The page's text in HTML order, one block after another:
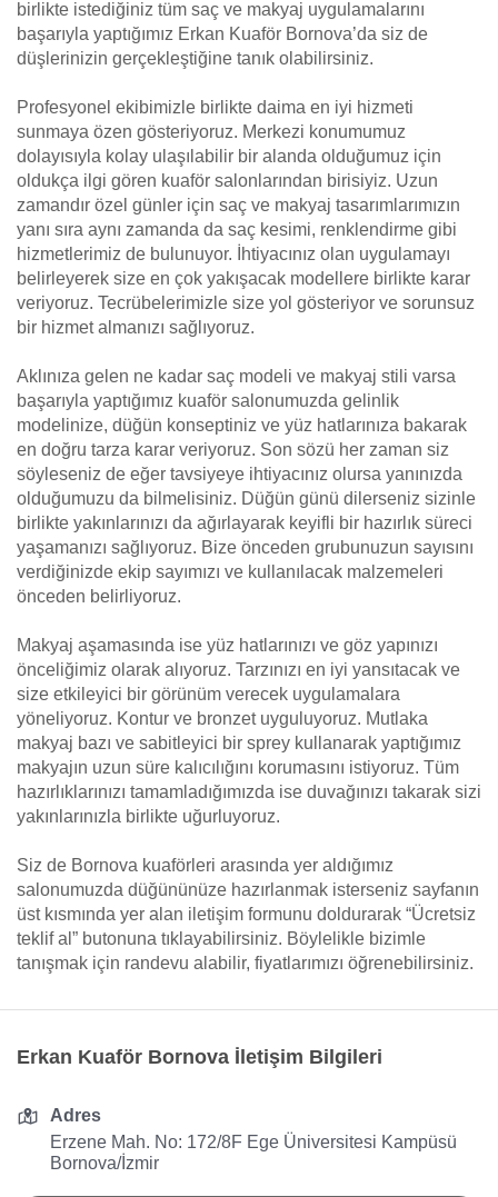
birlikte istediğiniz tüm saç ve makyaj uygulamalarını
başarıyla yaptığımız Erkan Kuaför Bornova’da siz de
düşlerinizin gerçekleştiğine tanık olabilirsiniz.
Profesyonel ekibimizle birlikte daima en iyi hizmeti
sunmaya özen gösteriyoruz. Merkezi konumumuz
dolayısıyla kolay ulaşılabilir bir alanda olduğumuz için
oldukça ilgi gören kuaför salonlarından birisiyiz. Uzun
zamandır özel günler için saç ve makyaj tasarımlarımızın
yanı sıra aynı zamanda da saç kesimi, renklendirme gibi
hizmetlerimiz de bulunuyor. İhtiyacınız olan uygulamayı
belirleyerek size en çok yakışacak modellere birlikte karar
veriyoruz. Tecrübelerimizle size yol gösteriyor ve sorunsuz
bir hizmet almanızı sağlıyoruz.
Aklınıza gelen ne kadar saç modeli ve makyaj stili varsa
başarıyla yaptığımız kuaför salonumuzda gelinlik
modelinize, düğün konseptiniz ve yüz hatlarınıza bakarak
en doğru tarza karar veriyoruz. Son sözü her zaman siz
söyleseniz de eğer tavsiyeye ihtiyacınız olursa yanınızda
olduğumuzu da bilmelisiniz. Düğün günü dilerseniz sizinle
birlikte yakınlarınızı da ağırlayarak keyifli bir hazırlık süreci
yaşamanızı sağlıyoruz. Bize önceden grubunuzun sayısını
verdiğinizde ekip sayımızı ve kullanılacak malzemeleri
önceden belirliyoruz.
Makyaj aşamasında ise yüz hatlarınızı ve göz yapınızı
önceliğimiz olarak alıyoruz. Tarzınızı en iyi yansıtacak ve
size etkileyici bir görünüm verecek uygulamalara
yöneliyoruz. Kontur ve bronzet uyguluyoruz. Mutlaka
makyaj bazı ve sabitleyici bir sprey kullanarak yaptığımız
makyajın uzun süre kalıcılığını korumasını istiyoruz. Tüm
hazırlıklarınızı tamamladığımızda ise duvağınızı takarak sizi
yakınlarınızla birlikte uğurluyoruz.
Siz de Bornova kuaförleri arasında yer aldığımız
salonumuzda düğününüze hazırlanmak isterseniz sayfanın
üst kısmında yer alan iletişim formunu doldurarak “Ücretsiz
teklif al” butonuna tıklayabilirsiniz. Böylelikle bizimle
tanışmak için randevu alabilir, fiyatlarımızı öğrenebilirsiniz.
Erkan Kuaför Bornova İletişim Bilgileri
Adres
Erzene Mah. No: 172/8F Ege Üniversitesi Kampüsü
Bornova/İzmir